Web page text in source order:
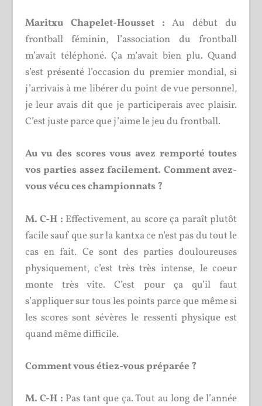
Maritxu Chapelet-Housset : Au début du
frontball féminin, l’association du frontball
m’avait téléphoné. Ça m’avait bien plu. Quand
s’est présenté l’occasion du premier mondial, si
j’arrivais à me libérer du point de vue personnel,
je leur avais dit que je participerais avec plaisir.
C’est juste parce que j’aime le jeu du frontball.
Au vu des scores vous avez remporté toutes
vos parties assez facilement. Comment avez-
vous vécu ces championnats ?
M. C-H : Effectivement, au score ça paraît plutôt
facile sauf que sur la kantxa ce n’est pas du tout le
cas en fait. Ce sont des parties douloureuses
physiquement, c’est très très intense, le coeur
monte très vite. C’est pour ça qu’il faut
s’appliquer sur tous les points parce que même si
les scores sont sévères le ressenti physique est
quand même difficile.
Comment vous étiez-vous préparée ?
M. C-H : Pas tant que ça. Tout au long de l’année